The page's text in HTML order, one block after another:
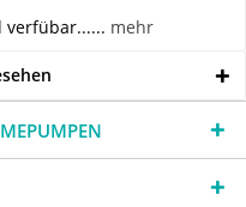
verfübar...... mehr